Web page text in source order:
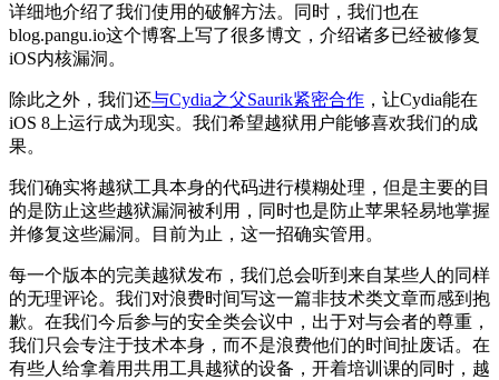
详细地介绍了我们使用的破解方法。同时，我们也在
blog.pangu.io这个博客上写了很多博文，介绍诸多已经被修复
iOS内核漏洞。
除此之外，我们还与Cydia之父Saurik紧密合作 ，让Cydia能在
iOS 8上运行成为现实。我们希望越狱用户能够喜欢我们的成
果。
我们确实将越狱工具本身的代码进行模糊处理，但是主要的目
的是防止这些越狱漏洞被利用，同时也是防止苹果轻易地掌握
并修复这些漏洞。目前为止，这一招确实管用。
每一个版本的完美越狱发布，我们总会听到来自某些人的同样
的无理评论。我们对浪费时间写这一篇非技术类文章而感到抱
歉。在我们今后参与的安全类会议中，出于对与会者的尊重，
我们只会专注于技术本身，而不是浪费他们的时间扯废话。在
有些人给拿着用共用工具越狱的设备，开着培训课的同时，越